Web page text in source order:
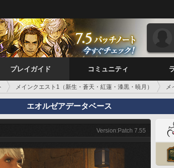
プレイガイド コミュニティ
メインクエスト1（新生・蒼天・紅蓮・漆黒・暁月） メ
エオルゼアデータベース
Version:Patch 7.55